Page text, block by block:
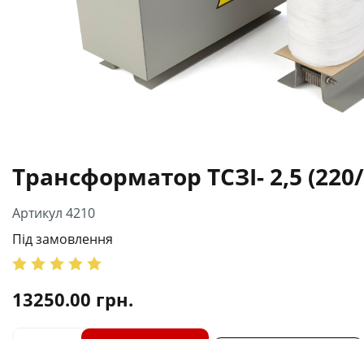
Трансформатор ТСЗІ- 2,5
Артикул 4210
Під замовлення
13250.00 грн.